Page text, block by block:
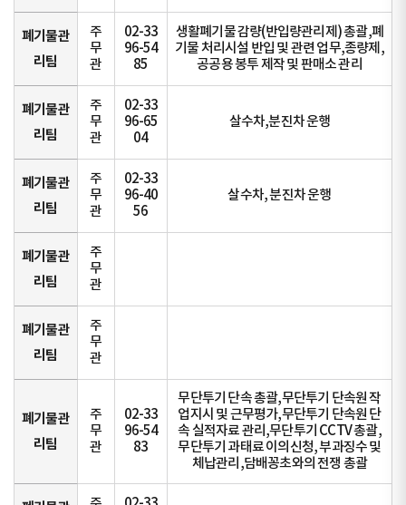
폐기물관
리팀
주
무
관
02-33
96-54
85
생활폐기물 감량(반입량관리제) 총괄,폐
기물 처리시설 반입 및 관련 업무,종량제,
공공용 봉투 제작 및 판매소 관리
폐기물관
리팀
주
무
관
02-33
96-65
04
살수차,분진차 운행
폐기물관
리팀
주
무
관
02-33
96-40
56
살수차, 분진차 운행
폐기물관
리팀
주
무
관
폐기물관
리팀
주
무
관
폐기물관
리팀
주
무
관
02-33
96-54
83
무단투기 단속 총괄,무단투기 단속원 작
업지시 및 근무평가,무단투기 단속원 단
속 실적자료 관리,무단투기 CCTV 총괄,
무단투기 과태료 이의신청, 부과징수 및
체납관리,담배꽁초와의 전쟁 총괄